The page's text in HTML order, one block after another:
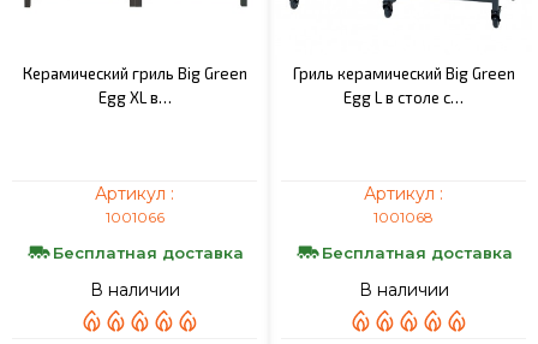
Керамический гриль Big Green
Egg XL в…
Артикул :
1001066
Бесплатная доставка
В наличии
Гриль керамический Big Green
Egg L в столе с…
Артикул :
1001068
Бесплатная доставка
В наличии